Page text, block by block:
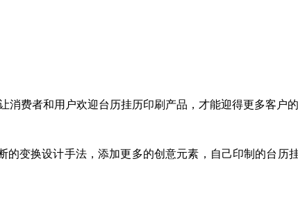
费者和用户欢迎台历挂历印刷产品，才能迎得更多客户的
断的变换设计手法，添加更多的创意元素，自己印制的台